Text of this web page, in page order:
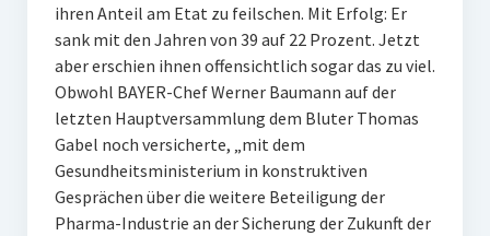
ihren Anteil am Etat zu feilschen. Mit Erfolg: Er
sank mit den Jahren von 39 auf 22 Prozent. Jetzt
aber erschien ihnen offensichtlich sogar das zu viel.
Obwohl BAYER-Chef Werner Baumann auf der
letzten Hauptversammlung dem Bluter Thomas
Gabel noch versicherte, „mit dem
Gesundheitsministerium in konstruktiven
Gesprächen über die weitere Beteiligung der
Pharma-Industrie an der Sicherung der Zukunft der